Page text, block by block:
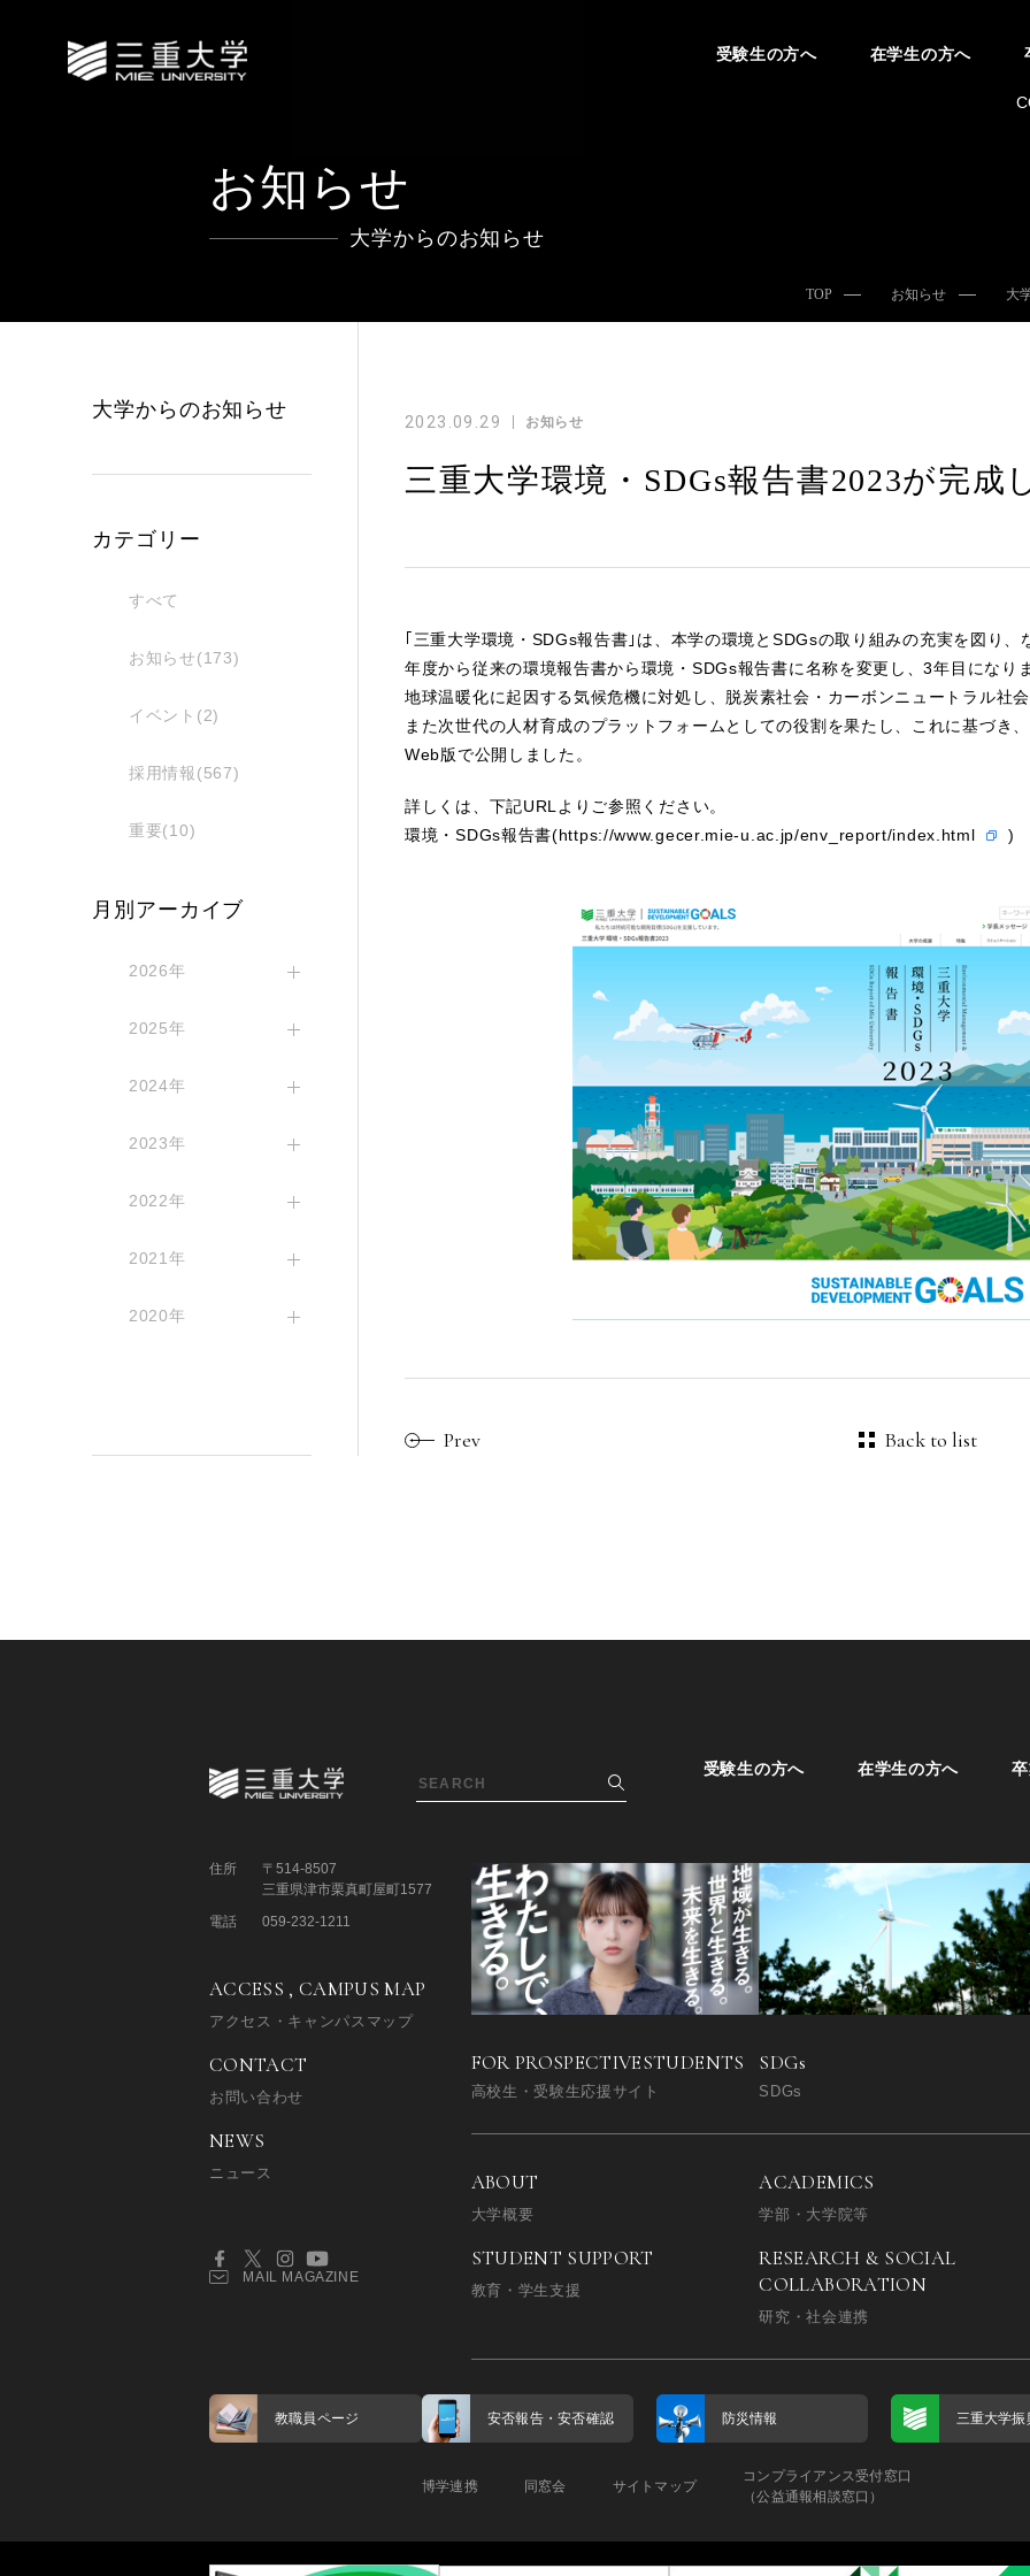
受験生の方へ 在学生の方へ
お知らせ
大学からのお知らせ
TOP お知らせ 大
2023.09.29 お知らせ
三重大学環境・SDGs報告書2023が完成
｢三重大学環境・SDGs報告書｣は、本学の環境とSDGsの取り組みの充実を図り
年度から従来の環境報告書から環境・SDGs報告書に名称を変更し、3年目になり
地球温暖化に起因する気候危機に対処し、脱炭素社会・カーボンニュートラル社
また次世代の人材育成のプラットフォームとしての役割を果たし、これに基づき
Web版で公開しました。
詳しくは、下記URLよりご参照ください。
環境・SDGs報告書(https://www.gecer.mie-u.ac.jp/env_report/index.html )
Prev Back to list
大学からのお知らせ
カテゴリー
すべて
お知らせ(173)
イベント(2)
採用情報(567)
重要(10)
月別アーカイブ
2026年
2025年
2024年
2023年
2022年
2021年
2020年
受験生の方へ 在学生の方へ
FOR PROSPECTIVESTUDENTS
高校生・受験生応援サイト
SDGs
SDGs
ABOUT
大学概要
ACADEMICS
学部・大学院等
STUDENT SUPPORT
教育・学生支援
RESEARCH & SOCIAL
COLLABORATION
研究・社会連携
住所
〒514-8507
三重県津市栗真町屋町1577
電話
059-232-1211
ACCESS , CAMPUS MAP
アクセス・キャンパスマップ
CONTACT
お問い合わせ
NEWS
ニュース
MAIL MAGAZINE
教職員ページ 安否報告・安否確認 防災情報 三重大学振
博学連携 同窓会 サイトマップ
コンプライアンス受付窓口
（公益通報相談窓口）